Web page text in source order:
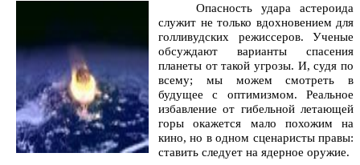
Опасность удара астероида
служит не только вдохновением для
голливудских режиссеров. Ученые
обсуждают варианты спасения
планеты от такой угрозы. И, судя по
всему; мы можем смотреть в
будущее с оптимизмом. Реальное
избавление от гибельной летающей
горы окажется мало похожим на
кино, но в одном сценаристы правы:
ставить следует на ядерное оружие.